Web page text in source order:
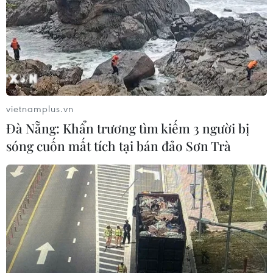
Futsal Việt Nam bất bại sau trận hòa
khó tin trước chủ nhà Thái Lan
06/08/2026 02:38
Toàn cảnh ASEAN Cup: Thái
Lan "thắng như chẻ tre", thách thức
tuyển Việt Nam
05/08/2026 07:15
Nhận định Philippines vs
Thái Lan: Madam Pang treo thưởng
tiền tỷ, "Voi chiến" quyết thắng
04/08/2026 09:19
vietnamplus.vn
Đà Nẵng: Khẩn trương tìm kiếm 3 người bị
sóng cuốn mất tích tại bán đảo Sơn Trà